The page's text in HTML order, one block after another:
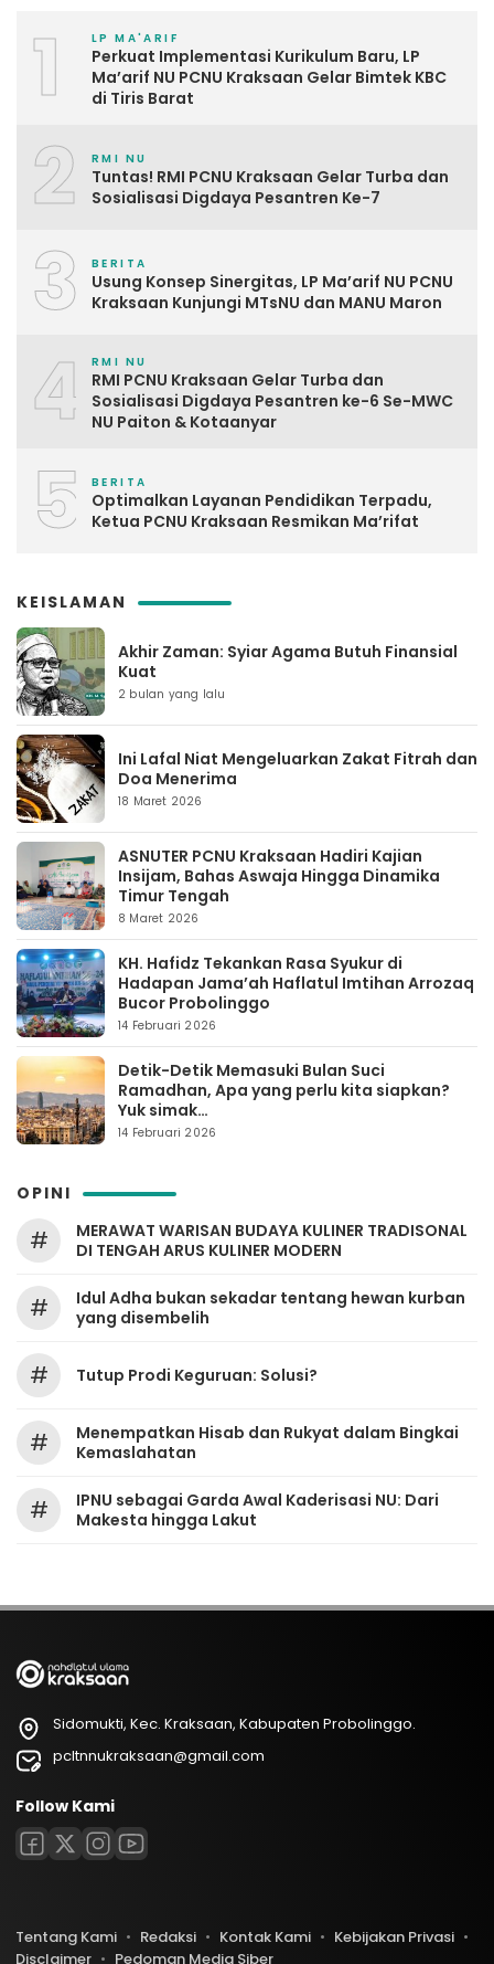
1 LP MA'ARIF
Perkuat Implementasi Kurikulum Baru, LP
Ma’arif NU PCNU Kraksaan Gelar Bimtek KBC
di Tiris Barat
2 RMI NU
Tuntas! RMI PCNU Kraksaan Gelar Turba dan
Sosialisasi Digdaya Pesantren Ke-7
3 BERITA
Usung Konsep Sinergitas, LP Ma’arif NU PCNU
Kraksaan Kunjungi MTsNU dan MANU Maron
4 RMI NU
RMI PCNU Kraksaan Gelar Turba dan
Sosialisasi Digdaya Pesantren ke-6 Se-MWC
NU Paiton & Kotaanyar
5 BERITA
Optimalkan Layanan Pendidikan Terpadu,
Ketua PCNU Kraksaan Resmikan Ma’rifat
KEISLAMAN
Akhir Zaman: Syiar Agama Butuh Finansial
Kuat
2 bulan yang lalu
Ini Lafal Niat Mengeluarkan Zakat Fitrah dan
Doa Menerima
18 Maret 2026
ASNUTER PCNU Kraksaan Hadiri Kajian
Insijam, Bahas Aswaja Hingga Dinamika
Timur Tengah
8 Maret 2026
KH. Hafidz Tekankan Rasa Syukur di
Hadapan Jama’ah Haflatul Imtihan Arrozaq
Bucor Probolinggo
14 Februari 2026
Detik-Detik Memasuki Bulan Suci
Ramadhan, Apa yang perlu kita siapkan?
Yuk simak…
14 Februari 2026
OPINI
#
MERAWAT WARISAN BUDAYA KULINER TRADISONAL
DI TENGAH ARUS KULINER MODERN
#
Idul Adha bukan sekadar tentang hewan kurban
yang disembelih
# Tutup Prodi Keguruan: Solusi?
#
Menempatkan Hisab dan Rukyat dalam Bingkai
Kemaslahatan
#
IPNU sebagai Garda Awal Kaderisasi NU: Dari
Makesta hingga Lakut
Sidomukti, Kec. Kraksaan, Kabupaten Probolinggo.
pcltnnukraksaan@gmail.com
Follow Kami
Tentang Kami Redaksi Kontak Kami
Kebijakan Privasi
Disclaimer
Pedoman Media Siber